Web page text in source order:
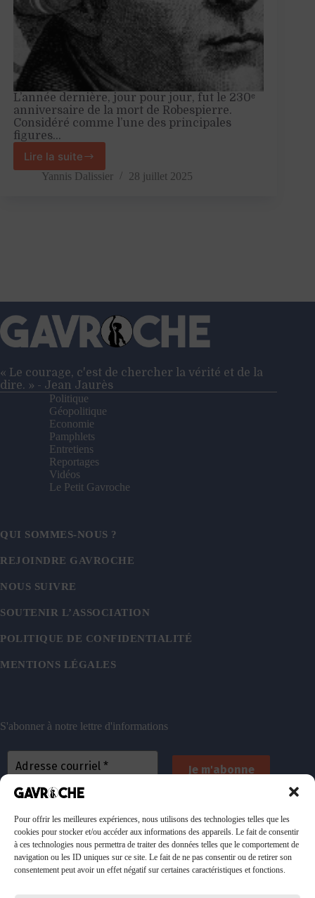
Pour offrir les meilleures expériences, nous utilisons des technologies telles que les
cookies pour stocker et/ou accéder aux informations des appareils. Le fait de consentir
à ces technologies nous permettra de traiter des données telles que le comportement de
navigation ou les ID uniques sur ce site. Le fait de ne pas consentir ou de retirer son
consentement peut avoir un effet négatif sur certaines caractéristiques et fonctions.
L’année dernière, jour pour jour, fut le 230ᵉ
anniversaire de la mort de Robespierre.
Considéré comme l’une des principales
figures…
Lire la suiteRobespierre,
l’homme
Yannis Dalissier 28 juillet 2025
« Le courage, c'est de chercher la vérité et de la
dire. » - Jean Jaurès
Politique
Géopolitique
Economie
Pamphlets
Entretiens
Reportages
Vidéos
Le Petit Gavroche
QUI SOMMES-NOUS ?
REJOINDRE GAVROCHE
NOUS SUIVRE
SOUTENIR L’ASSOCIATION
POLITIQUE DE CONFIDENTIALITÉ
MENTIONS LÉGALES
S'abonner à notre lettre d'informations
emails. Vous pouvez vous désinscrire à tout
moment. Consulteznotre politique de confidentialité
pour plus d’informations.